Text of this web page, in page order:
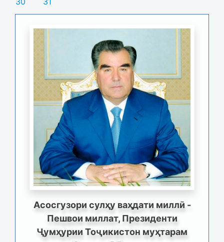
Асосгузори сулҳу ваҳдати миллӣ -
Пешвои миллат, Президенти
Ҷумҳурии Тоҷикистон муҳтарам